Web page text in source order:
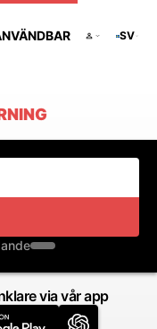
SV
via vår app